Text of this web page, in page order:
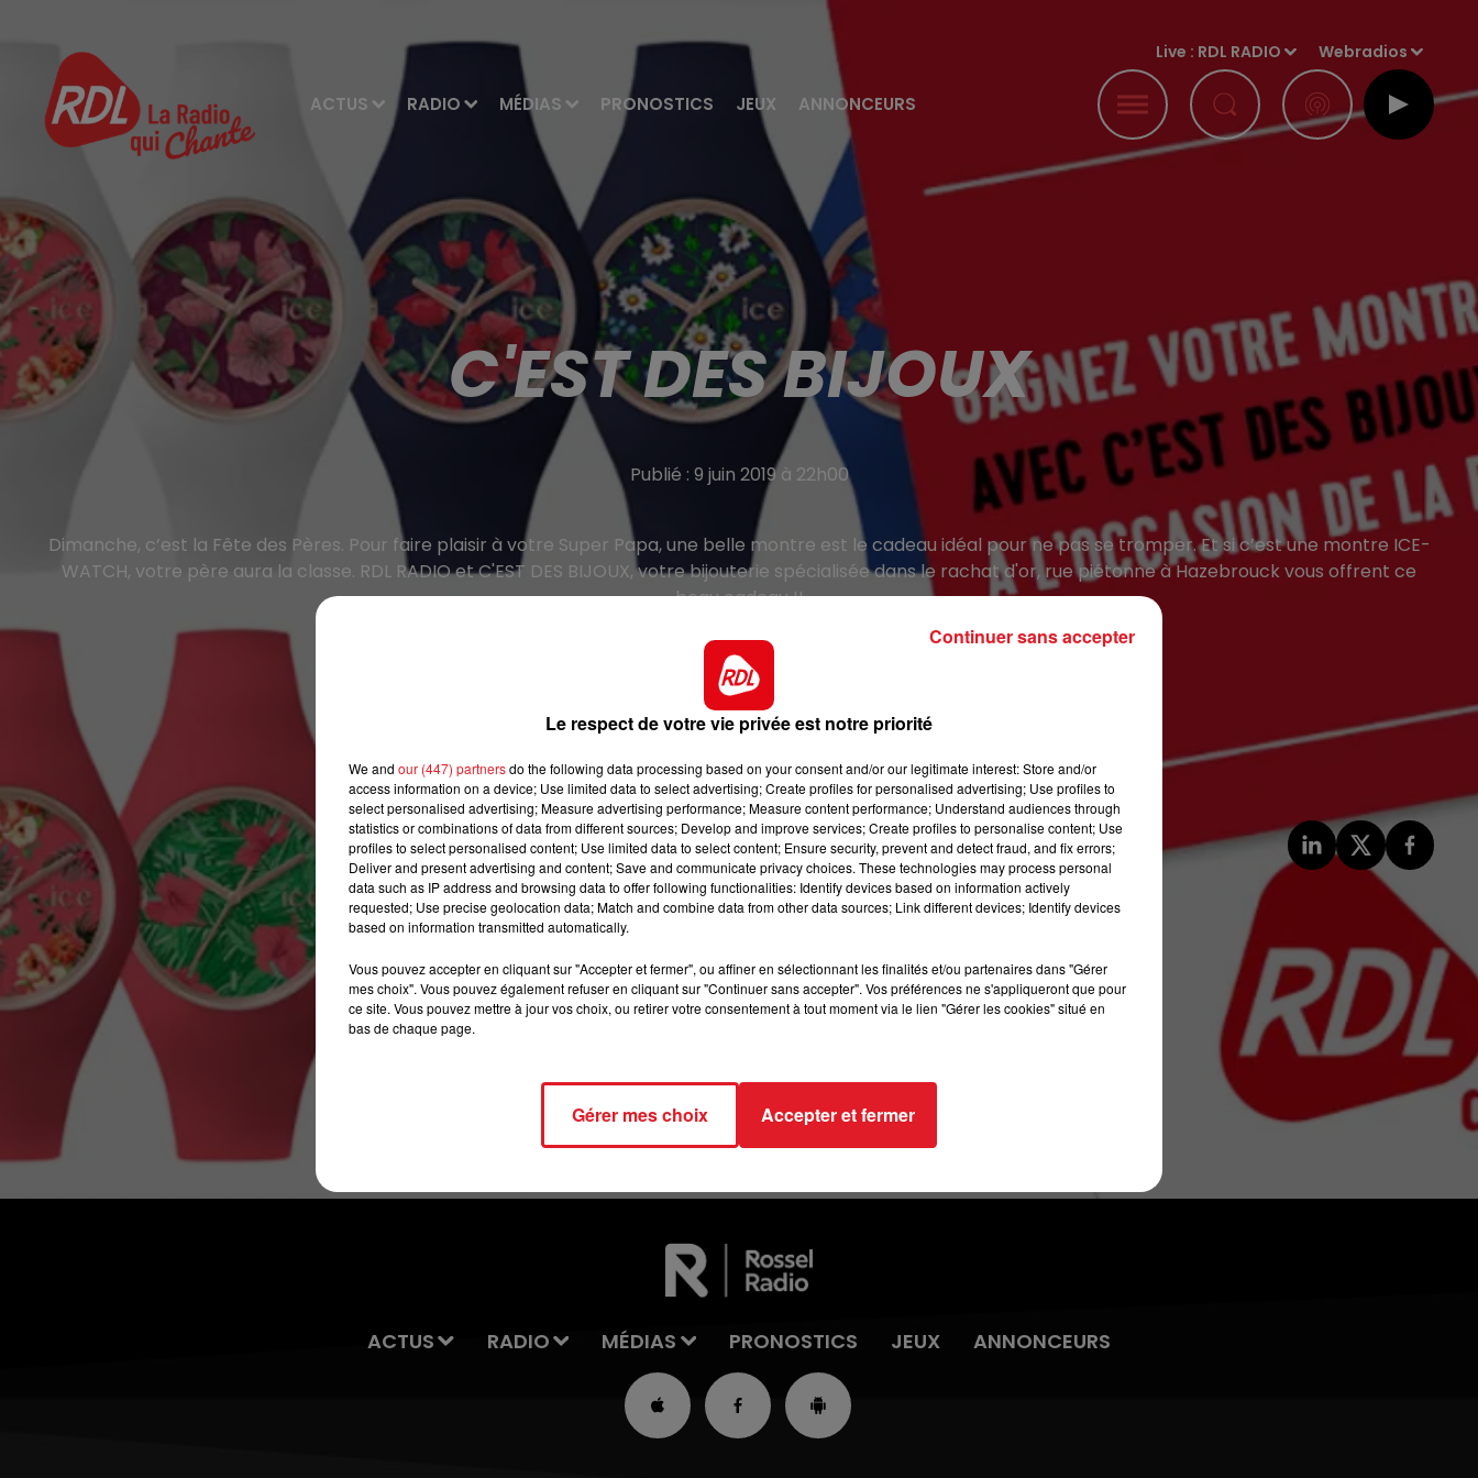
ACTUS RADIO MÉDIAS PRONOSTICS JEUX ANNONCEURS
Live : RDL RADIO Webradios
7h00 - 10h00
RDL WEEK-END
10h00 - 12h00
RDL WEEKEND
7h00 - 10h00
RDL WEEK-END
C'EST DES BIJOUX
Publié : 9 juin 2019 à 22h00
Dimanche, c’est la Fête des Pères. Pour faire plaisir à votre Super Papa, une belle montre est le cadeau idéal pour ne pas se tromper. Et si c’est une montre ICE-
WATCH, votre père aura la classe. RDL RADIO et C'EST DES BIJOUX, votre bijouterie spécialisée dans le rachat d'or, rue piétonne à Hazebrouck vous offrent ce
beau cadeau !!
Inscrivez-vous afin de participer au tirage au sort.
Bonne Chance..
Les gagnants seront contactés par téléphone.
Tel : 03.28.42.80.11.
Le jeu est terminé
ACTUS RADIO MÉDIAS PRONOSTICS JEUX ANNONCEURS
Le respect de votre vie privée est notre priorité
We and our (447) partnersdo the following data processing based on your consent and/or our legitimate interest: Store and/or
access information on a device; Use limited data to select advertising; Create profiles for personalised advertising; Use profiles to
select personalised advertising; Measure advertising performance; Measure content performance; Understand audiences through
statistics or combinations of data from different sources; Develop and improve services; Create profiles to personalise content; Use
profiles to select personalised content; Use limited data to select content; Ensure security, prevent and detect fraud, and fix errors;
Deliver and present advertising and content; Save and communicate privacy choices. These technologies may process personal
data such as IP address and browsing data to offer following functionalities: Identify devices based on information actively
requested; Use precise geolocation data; Match and combine data from other data sources; Link different devices; Identify devices
based on information transmitted automatically.
Vous pouvez accepter en cliquant sur "Accepter et fermer", ou affiner en sélectionnant les finalités et/ou partenaires dans "Gérer
mes choix". Vous pouvez également refuser en cliquant sur "Continuer sans accepter". Vos préférences ne s'appliqueront que pour
ce site. Vous pouvez mettre à jour vos choix, ou retirer votre consentement à tout moment via le lien "Gérer les cookies" situé en
bas de chaque page.
Gérer mes choix Accepter et fermer
Continuer sans accepter